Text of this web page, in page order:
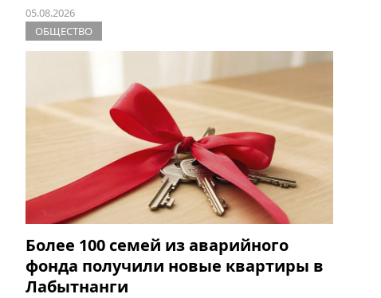
05.08.2026
ОБЩЕСТВО
Более 100 семей из аварийного
фонда получили новые квартиры в
Лабытнанги